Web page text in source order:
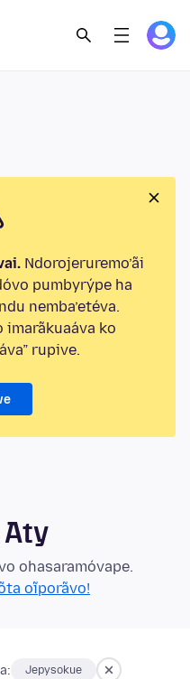
Ndorojeruremo’ãi
pumbyrýpe ha
nemba’etéva.
imarãkuaáva ko
rupive.
ohasaramóvape.
oĩporãvo!
Jepysokue